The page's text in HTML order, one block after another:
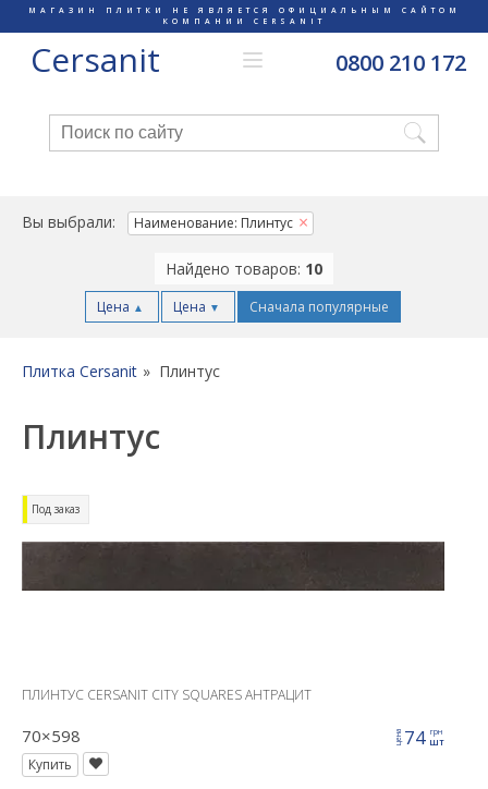
МАГАЗИН ПЛИТКИ НЕ ЯВЛЯЕТСЯ ОФИЦИАЛЬНЫМ САЙТОМ
КОМПАНИИ CERSANIT
Cersanit 0800 210 172
Вы выбрали: Наименование: Плинтус
Найдено товаров: 10
Цена ▲ Цена ▼ Сначала популярные
Плитка Cersanit Плинтус
Плинтус
Под заказ
ПЛИНТУС CERSANIT CITY SQUARES АНТРАЦИТ
70×598 цена74 грн
шт
Купить